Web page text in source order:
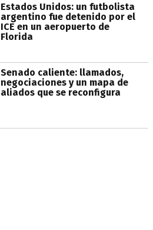
Estados Unidos: un futbolista
argentino fue detenido por el
ICE en un aeropuerto de
Florida
Senado caliente: llamados,
negociaciones y un mapa de
aliados que se reconfigura